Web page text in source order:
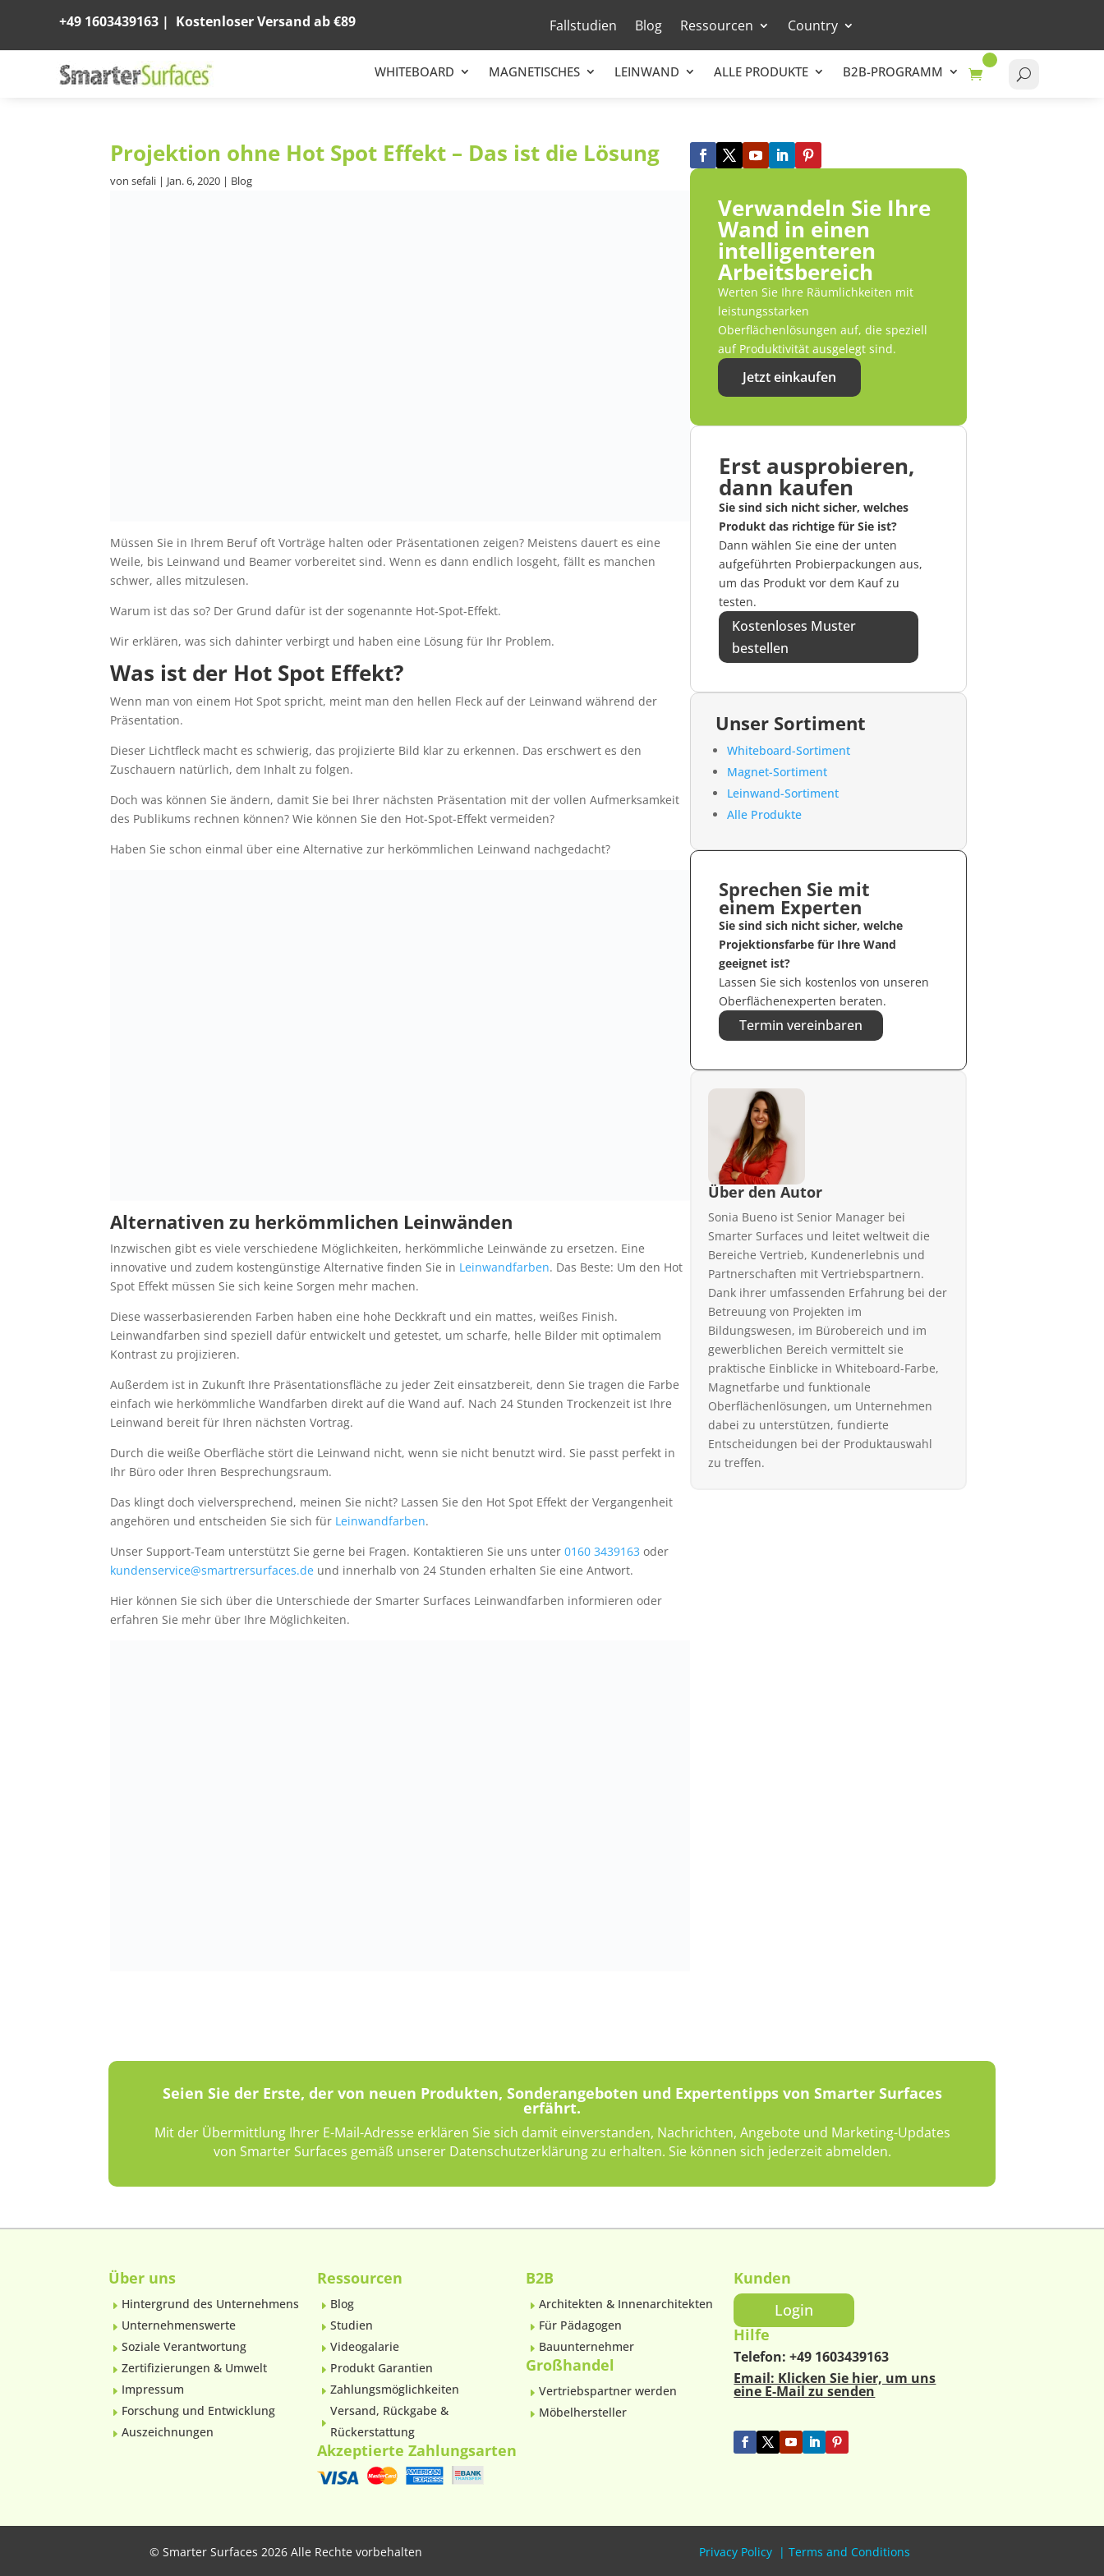
+49 1603439163 | Kostenloser Versand ab €89 Fallstudien Blog Ressourcen Country
WHITEBOARD MAGNETISCHES LEINWAND ALLE PRODUKTE B2B-PROGRAMM
Projektion ohne Hot Spot Effekt – Das ist die Lösung
vonsefali | Jan. 6, 2020 | Blog
Müssen Sie in Ihrem Beruf oft Vorträge halten oder Präsentationen zeigen? Meistens dauert es eine
Weile, bis Leinwand und Beamer vorbereitet sind. Wenn es dann endlich losgeht, fällt es manchen
schwer, alles mitzulesen.
Warum ist das so? Der Grund dafür ist der sogenannte Hot-Spot-Effekt.
Wir erklären, was sich dahinter verbirgt und haben eine Lösung für Ihr Problem.
Was ist der Hot Spot Effekt?
Wenn man von einem Hot Spot spricht, meint man den hellen Fleck auf der Leinwand während der
Präsentation.
Dieser Lichtfleck macht es schwierig, das projizierte Bild klar zu erkennen. Das erschwert es den
Zuschauern natürlich, dem Inhalt zu folgen.
Doch was können Sie ändern, damit Sie bei Ihrer nächsten Präsentation mit der vollen Aufmerksamkeit
des Publikums rechnen können? Wie können Sie den Hot-Spot-Effekt vermeiden?
Haben Sie schon einmal über eine Alternative zur herkömmlichen Leinwand nachgedacht?
Alternativen zu herkömmlichen Leinwänden
Inzwischen gibt es viele verschiedene Möglichkeiten, herkömmliche Leinwände zu ersetzen. Eine
innovative und zudem kostengünstige Alternative finden Sie in Leinwandfarben. Das Beste: Um den Hot
Spot Effekt müssen Sie sich keine Sorgen mehr machen.
Diese wasserbasierenden Farben haben eine hohe Deckkraft und ein mattes, weißes Finish.
Leinwandfarben sind speziell dafür entwickelt und getestet, um scharfe, helle Bilder mit optimalem
Kontrast zu projizieren.
Außerdem ist in Zukunft Ihre Präsentationsfläche zu jeder Zeit einsatzbereit, denn Sie tragen die Farbe
einfach wie herkömmliche Wandfarben direkt auf die Wand auf. Nach 24 Stunden Trockenzeit ist Ihre
Leinwand bereit für Ihren nächsten Vortrag.
Durch die weiße Oberfläche stört die Leinwand nicht, wenn sie nicht benutzt wird. Sie passt perfekt in
Ihr Büro oder Ihren Besprechungsraum.
Das klingt doch vielversprechend, meinen Sie nicht? Lassen Sie den Hot Spot Effekt der Vergangenheit
angehören und entscheiden Sie sich für Leinwandfarben.
Unser Support-Team unterstützt Sie gerne bei Fragen. Kontaktieren Sie uns unter0160 3439163 oder
kundenservice@smartrersurfaces.de und innerhalb von 24 Stunden erhalten Sie eine Antwort.
Hier können Sie sich über die Unterschiede der Smarter Surfaces Leinwandfarben informieren oder
erfahren Sie mehr über Ihre Möglichkeiten.
Verwandeln Sie Ihre
Wand in einen
intelligenteren
Arbeitsbereich
Werten Sie Ihre Räumlichkeiten mit
leistungsstarken
Oberflächenlösungen auf, die speziell
auf Produktivität ausgelegt sind.
Jetzt einkaufen
Erst ausprobieren,
dann kaufen
Sie sind sich nicht sicher, welches
Produkt das richtige für Sie ist?
Dann wählen Sie eine der unten
aufgeführten Probierpackungen aus,
um das Produkt vor dem Kauf zu
testen.
Kostenloses Muster
bestellen
Unser Sortiment
Whiteboard-Sortiment
Magnet-Sortiment
Leinwand-Sortiment
Alle Produkte
Sprechen Sie mit
einem Experten
Sie sind sich nicht sicher, welche
Projektionsfarbe für Ihre Wand
geeignet ist?
Lassen Sie sich kostenlos von unseren
Oberflächenexperten beraten.
Termin vereinbaren
Über den Autor
Sonia Bueno ist Senior Manager bei
Smarter Surfaces und leitet weltweit die
Bereiche Vertrieb, Kundenerlebnis und
Partnerschaften mit Vertriebspartnern.
Dank ihrer umfassenden Erfahrung bei der
Betreuung von Projekten im
Bildungswesen, im Bürobereich und im
gewerblichen Bereich vermittelt sie
praktische Einblicke in Whiteboard-Farbe,
Magnetfarbe und funktionale
Oberflächenlösungen, um Unternehmen
dabei zu unterstützen, fundierte
Entscheidungen bei der Produktauswahl
zu treffen.
Seien Sie der Erste, der von neuen Produkten, Sonderangeboten und Expertentipps von Smarter Surfaces
erfährt.
Mit der Übermittlung Ihrer E-Mail-Adresse erklären Sie sich damit einverstanden, Nachrichten, Angebote und Marketing-Updates
von Smarter Surfaces gemäß unserer Datenschutzerklärung zu erhalten. Sie können sich jederzeit abmelden.
Über uns
E Hintergrund des Unternehmens
E Unternehmenswerte
E Soziale Verantwortung
E Zertifizierungen & Umwelt
E Impressum
E Forschung und Entwicklung
E Auszeichnungen
Ressourcen
E Blog
E Studien
E Videogalarie
E Produkt Garantien
E Zahlungsmöglichkeiten
E
Versand, Rückgabe &
Rückerstattung
Akzeptierte Zahlungsarten
B2B
E Architekten & Innenarchitekten
E Für Pädagogen
E Bauunternehmer
Großhandel
E Vertriebspartner werden
E Möbelhersteller
Kunden
Login
Hilfe
Telefon:+49 1603439163
Email: Klicken Sie hier, um uns
eine E-Mail zu senden
© Smarter Surfaces 2026 Alle Rechte vorbehalten Privacy Policy |Terms and Conditions